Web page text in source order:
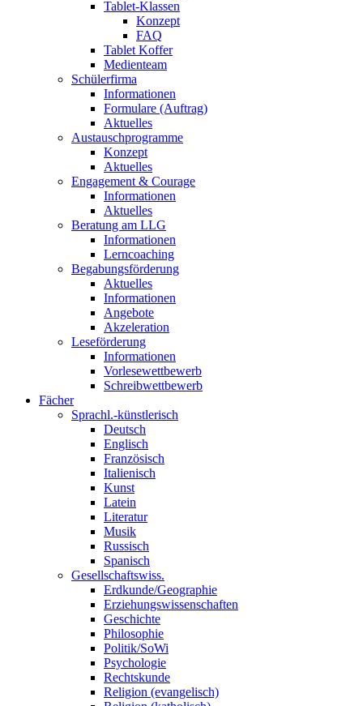
Tablet-Klassen
Konzept
FAQ
Tablet Koffer
Medienteam
Schülerfirma
Informationen
Formulare (Auftrag)
Aktuelles
Austauschprogramme
Konzept
Aktuelles
Engagement & Courage
Informationen
Aktuelles
Beratung am LLG
Informationen
Lerncoaching
Begabungsförderung
Aktuelles
Informationen
Angebote
Akzeleration
Leseförderung
Informationen
Vorlesewettbewerb
Schreibwettbewerb
Fächer
Sprachl.-künstlerisch
Deutsch
Englisch
Französisch
Italienisch
Kunst
Latein
Literatur
Musik
Russisch
Spanisch
Gesellschaftswiss.
Erdkunde/Geographie
Erziehungswissenschaften
Geschichte
Philosophie
Politik/SoWi
Psychologie
Rechtskunde
Religion (evangelisch)